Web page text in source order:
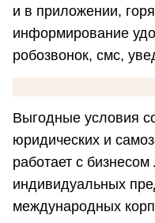
и в приложении,
информирование
робозвонок, смс,
Выгодные условия
юридических и
работает с
индивидуальных
международных